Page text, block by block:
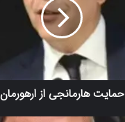
حمایت هارمانجی از ارهورمان